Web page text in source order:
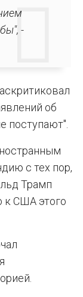
-
об
поступают".
с тех пор,
Трамп
к США этого